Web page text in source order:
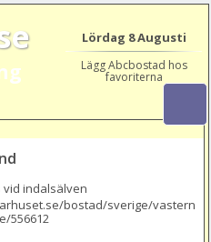
Lördag 8 Augusti
Lägg Abcbostad hos
favoriterna
vid indalsälven
bostad/sverige/vastern
556612